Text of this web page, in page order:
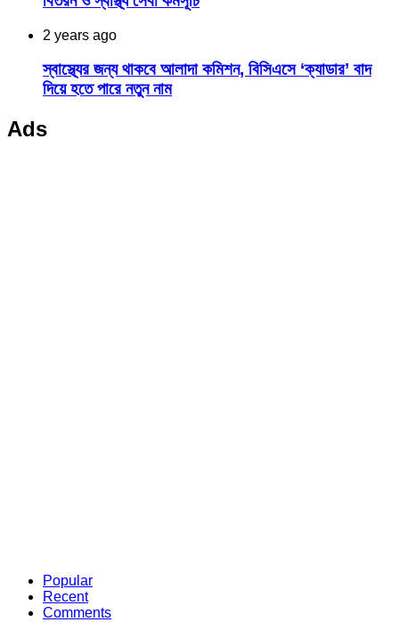
2 years ago
স্বাস্থ্যের জন্য থাকবে আলাদা কমিশন, বিসিএসে ‘ক্যাডার’ বাদ
দিয়ে হতে পারে নতুন নাম
Ads
Popular
Recent
Comments